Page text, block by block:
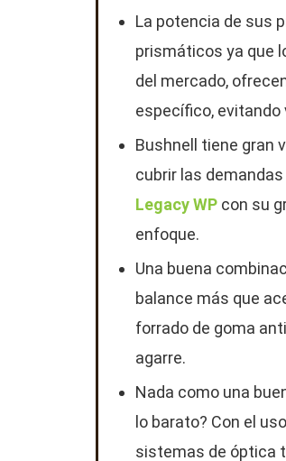
La potencia de sus
prismáticos ya que
del mercado,
específico, evitando
Bushnell tiene gran
cubrir las
Legacy WP con su
enfoque.
Una buena
balance más que
forrado de goma
agarre.
Nada como una
lo barato? Con el
sistemas de óptica